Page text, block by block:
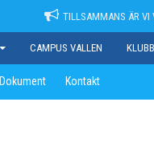
TILLSAMMANS ÄR VI
CAMPUS VALLEN
Dokument Kontakt